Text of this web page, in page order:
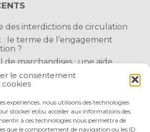
le consentement
cookies
expériences, nous utilisons des technologies
stocker et/ou accéder aux informations des
à ces technologies nous permettra de
que le comportement de navigation ou les ID
des interdictions de circulation
le terme de l’engagement
?
de marchandises : une aide
donations du parent renonçant